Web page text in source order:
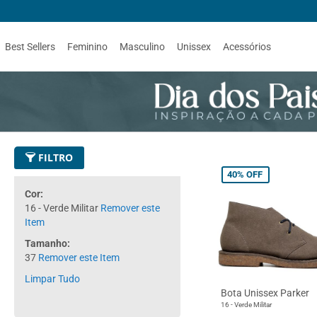
Best Sellers Feminino Masculino Unissex Acessórios
FILTRO
Cor
16 - Verde Militar Remover este
Item
Tamanho
37 Remover este Item
Limpar Tudo
40% OFF
Bota Unissex Parker
16 - Verde Militar